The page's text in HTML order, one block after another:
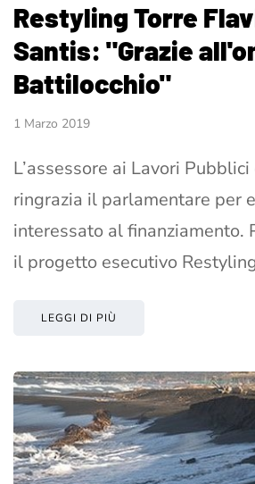
Restyling Torre
Santis: "Grazie
Battilocchio"
1 Marzo 2019
L’assessore ai Lavori
ringrazia il parlamentare per
interessato al finanziamento.
il progetto esecutivo
LEGGI DI PIÙ